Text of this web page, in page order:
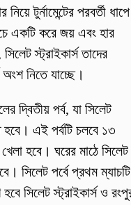
টুর্নামেন্টের পরবর্তী ধাপে
একটি করে জয় এবং হার
স্ট্রাইকার্স তাদের
নিতে যাচ্ছে।
দ্বিতীয় পর্ব, যা সিলেট
হবে। এই পর্বটি চলবে ১৩
হবে। ঘরের মাঠে সিলেট
সিলেট পর্বে প্রথম ম্যাচটি
সিলেট স্ট্রাইকার্স ও